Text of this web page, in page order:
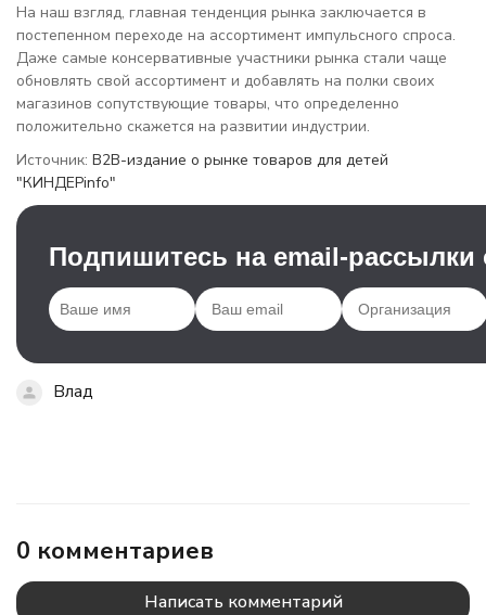
На наш взгляд, главная тенденция рынка заключается в
постепенном переходе на ассортимент импульсного спроса.
Даже самые консервативные участники рынка стали чаще
обновлять свой ассортимент и добавлять на полки своих
магазинов сопутствующие товары, что определенно
положительно скажется на развитии индустрии.
Источник: B2B-издание о рынке товаров для детей
"КИНДЕРinfo"
Подпишитесь на email-
Влад
0 комментариев
Написать комментарий